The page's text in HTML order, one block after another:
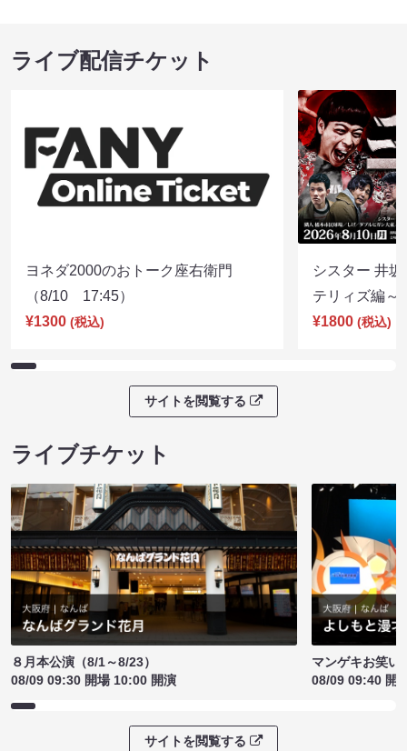
ライブ配信チケット
ヨネダ2000のおトーク座右衛門
（8/10 17:45）
¥1300 (税込)
シスター 井
テリィズ編
¥1800 (税込)
サイトを閲覧する
ライブチケット
８月本公演（8/1～8/23）
08/09 09:30 開場 10:00 開演
マンゲキお笑い
08/09 09:40 開
サイトを閲覧する